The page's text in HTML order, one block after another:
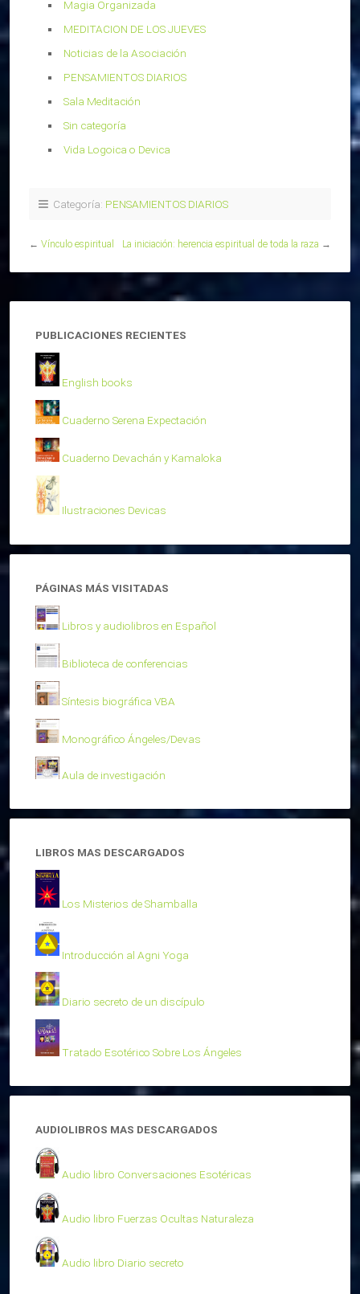
Magia Organizada
MEDITACION DE LOS JUEVES
Noticias de la Asociación
PENSAMIENTOS DIARIOS
Sala Meditación
Sin categoría
Vida Logoica o Devica
Categoría: PENSAMIENTOS DIARIOS
← Vínculo espiritual La iniciación: herencia espiritual de toda la raza →
PUBLICACIONES RECIENTES
English books
Cuaderno Serena Expectación
Cuaderno Devachán y Kamaloka
Ilustraciones Devicas
PÁGINAS MÁS VISITADAS
Libros y audiolibros en Español
Biblioteca de conferencias
Síntesis biográfica VBA
Monográfico Ángeles/Devas
Aula de investigación
LIBROS MAS DESCARGADOS
Los Misterios de Shamballa
Introducción al Agni Yoga
Diario secreto de un discípulo
Tratado Esotérico Sobre Los Ángeles
AUDIOLIBROS MAS DESCARGADOS
Audio libro Conversaciones Esotéricas
Audio libro Fuerzas Ocultas Naturaleza
Audio libro Diario secreto